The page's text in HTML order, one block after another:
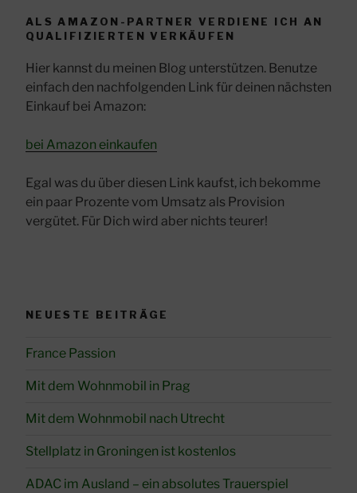
ALS AMAZON-PARTNER VERDIENE ICH AN
QUALIFIZIERTEN VERKÄUFEN
Hier kannst du meinen Blog unterstützen. Benutze
einfach den nachfolgenden Link für deinen nächsten
Einkauf bei Amazon:
bei Amazon einkaufen
Egal was du über diesen Link kaufst, ich bekomme
ein paar Prozente vom Umsatz als Provision
vergütet. Für Dich wird aber nichts teurer!
NEUESTE BEITRÄGE
France Passion
Mit dem Wohnmobil in Prag
Mit dem Wohnmobil nach Utrecht
Stellplatz in Groningen ist kostenlos
ADAC im Ausland – ein absolutes Trauerspiel